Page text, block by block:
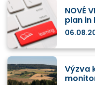
NOVÉ
plan in
Výzva